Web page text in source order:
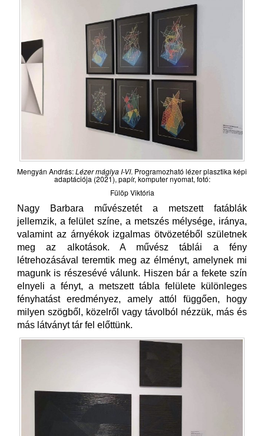
Mengyán András:Lézer máglya I-VI. Programozható lézer plasztika képi
adaptációja (2021), papír, komputer nyomat, fotó:
Fülöp Viktória
Nagy Barbara művészetét a metszett fatáblák
jellemzik, a felület színe, a metszés mélysége, iránya,
valamint az árnyékok izgalmas ötvözetéből születnek
meg az alkotások. A művész táblái a fény
létrehozásával teremtik meg az élményt, amelynek mi
magunk is részesévé válunk. Hiszen bár a fekete szín
elnyeli a fényt, a metszett tábla felülete különleges
fényhatást eredményez, amely attól függően, hogy
milyen szögből, közelről vagy távolból nézzük, más és
más látványt tár fel előttünk.